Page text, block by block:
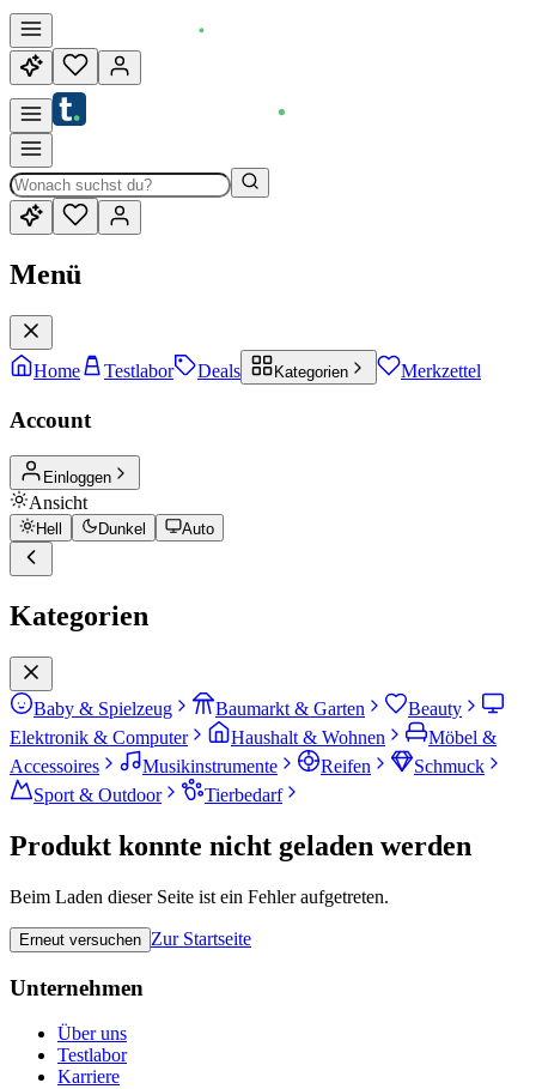
Menü
Home Testlabor Deals Kategorien Merkzettel
Account
Einloggen
Ansicht
Hell Dunkel Auto
Kategorien
Baby & Spielzeug Baumarkt & Garten
Beauty
Elektronik & Computer
Haushalt & Wohnen
Möbel &
Accessoires
Musikinstrumente Reifen
Schmuck
Sport & Outdoor
Tierbedarf
Produkt konnte nicht geladen werden
Beim Laden dieser Seite ist ein Fehler aufgetreten.
Erneut versuchen Zur Startseite
Unternehmen
Über uns
Testlabor
Karriere